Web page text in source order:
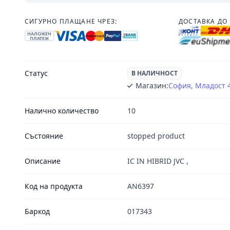
СИГУРНО ПЛАЩАНЕ ЧРЕЗ:
НАЛОЖЕН
ПЛАТЕЖ
ДОСТАВКА ДО
Статус В НАЛИЧНОСТ
Магазин:София, Младост
Налично количество 10
Състояние stopped product
Описание IC IN HIBRID JVC ,
Код на продукта AN6397
Баркод 017343